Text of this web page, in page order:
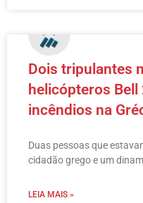
Dois tripulantes
helicópteros Bell
incêndios na
Duas pessoas que
cidadão grego e um
LEIA MAIS »